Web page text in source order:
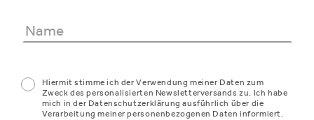
Hiermit stimme ich der Verwendung meiner Daten zum
Zweck des personalisierten Newsletterversands zu. Ich habe
mich in der Datenschutzerklärung ausführlich über die
Verarbeitung meiner personenbezogenen Daten informiert.